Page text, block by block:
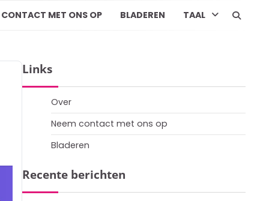
CONTACT MET ONS OP BLADEREN TAAL
Links
Over
Neem contact met ons op
Bladeren
Recente berichten